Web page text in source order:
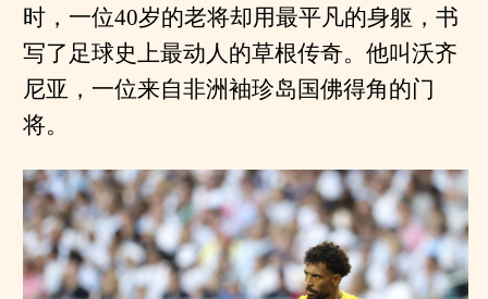
时，一位40岁的老将却用最平凡的身躯，书
写了足球史上最动人的草根传奇。他叫沃齐
尼亚，一位来自非洲袖珍岛国佛得角的门
将。